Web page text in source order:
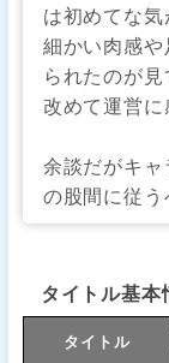
は初めてな気
細かい肉感
られたのが見
改めて運営に
余談だがキ
の股間に従う
タイトル基本
タイトル